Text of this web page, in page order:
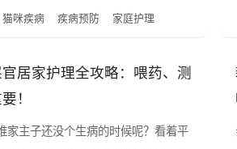
，在新猫到家初期或者抵抗力下降
猫咪疾病 疾病预防 家庭护理
居家护理全攻略：喂药、测
！
家主子还没个生病的时候呢？看着平